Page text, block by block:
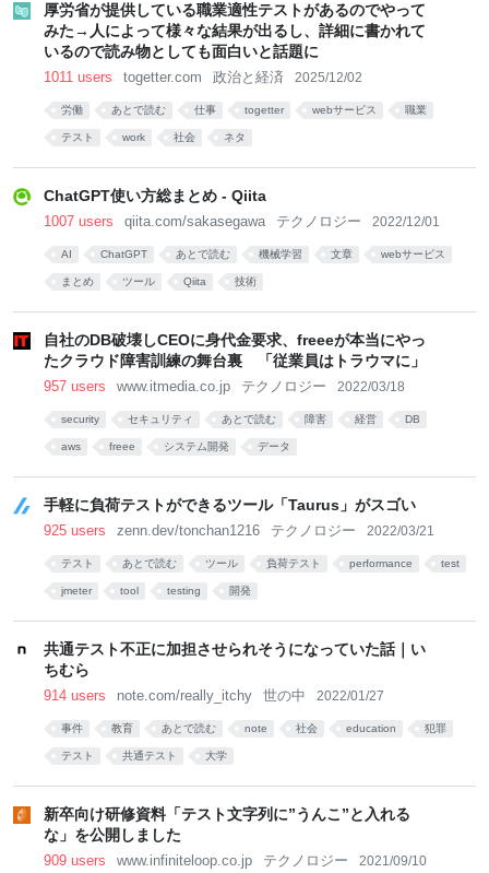
厚労省が提供している職業適性テストがあるのでやって
みた→人によって様々な結果が出るし、詳細に書かれて
いるので読み物としても面白いと話題に
1011 users togetter.com 政治と経済 2025/12/02
労働 あとで読む 仕事 togetter webサービス 職業
テスト work 社会 ネタ
ChatGPT使い方総まとめ - Qiita
1007 users qiita.com/sakasegawa テクノロジー 2022/12/01
AI ChatGPT あとで読む 機械学習 文章 webサービス
まとめ ツール Qiita 技術
自社のDB破壊しCEOに身代金要求、freeeが本当にやっ
たクラウド障害訓練の舞台裏 「従業員はトラウマに」
957 users www.itmedia.co.jp テクノロジー 2022/03/18
security セキュリティ あとで読む 障害 経営 DB
aws freee システム開発 データ
手軽に負荷テストができるツール「Taurus」がスゴい
925 users zenn.dev/tonchan1216 テクノロジー 2022/03/21
テスト あとで読む ツール 負荷テスト performance test
jmeter tool testing 開発
共通テスト不正に加担させられそうになっていた話｜い
ちむら
914 users note.com/really_itchy 世の中 2022/01/27
事件 教育 あとで読む note 社会 education 犯罪
テスト 共通テスト 大学
新卒向け研修資料「テスト文字列に”うんこ”と入れる
な」を公開しました
909 users www.infiniteloop.co.jp テクノロジー 2021/09/10